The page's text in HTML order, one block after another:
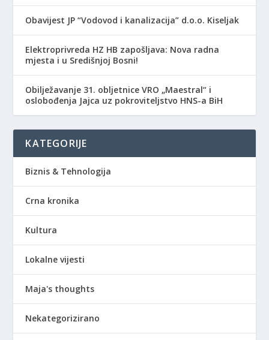
Obavijest JP “Vodovod i kanalizacija” d.o.o. Kiseljak
Elektroprivreda HZ HB zapošljava: Nova radna
mjesta i u Središnjoj Bosni!
Obilježavanje 31. obljetnice VRO „Maestral“ i
oslobođenja Jajca uz pokroviteljstvo HNS-a BiH
KATEGORIJE
Biznis & Tehnologija
Crna kronika
Kultura
Lokalne vijesti
Maja's thoughts
Nekategorizirano